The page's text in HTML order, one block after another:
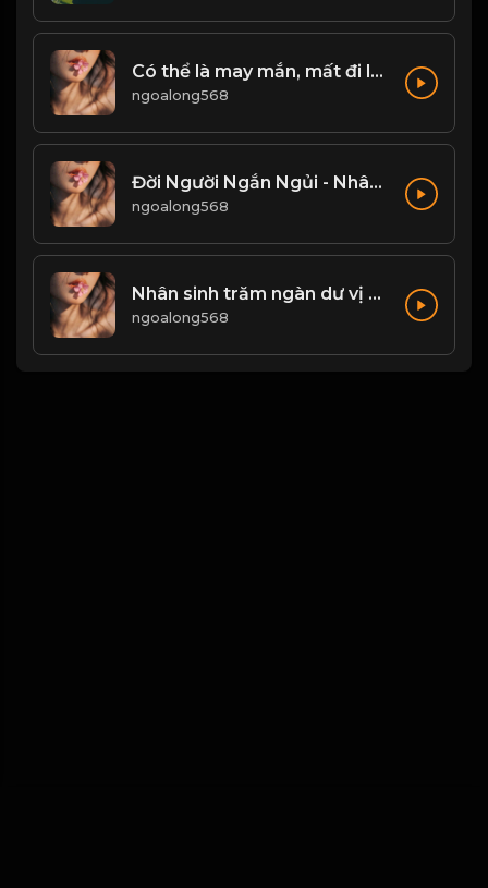
Có thể là may mắn, mất đi là số mệnh Đạo
ngoalong568
Đời Người Ngắn Ngủi - Nhân Sinh Vô Thường! Đạo
ngoalong568
Nhân sinh trăm ngàn dư vị cảnh sắc, nhưng vẻ đẹp không dễ duy trì! Đạo
ngoalong568